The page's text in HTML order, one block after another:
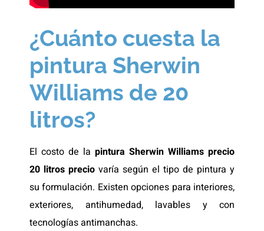
¿Cuánto cuesta la
pintura Sherwin
Williams de 20
litros?
El costo de la pintura Sherwin Williams precio
20 litros precio varía según el tipo de pintura y
su formulación. Existen opciones para interiores,
exteriores, antihumedad, lavables y con
tecnologías antimanchas.